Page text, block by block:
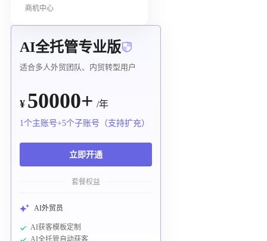
商机中心
AI全托管专业版
适合多人外贸团队、内贸转型用户
¥ 50000+ /年
1个主账号+5个子账号（支持扩充）
立即开通
套餐权益
AI外贸员
AI获客模板定制
AI全托管自动获客